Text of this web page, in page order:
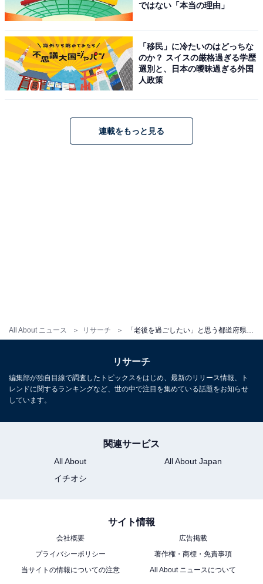
All About ニュース リサーチ
ではない「本当の理由」
「移民」に冷たいのはどっちな
のか？ スイスの厳格過ぎる学歴
選別と、日本の曖昧過ぎる外国
人政策
連載をもっと見る
リサーチ
編集部が独自目線で調査したトピックスをはじめ、最新のリリース情報、ト
レンドに関するランキングなど、世の中で注目を集めている話題をお知らせ
しています。
関連サービス
All About
All About Japan
イチオシ
サイト情報
会社概要
広告掲載
プライバシーポリシー
著作権・商標・免責事項
当サイトの情報についての注意
All About ニュースについて